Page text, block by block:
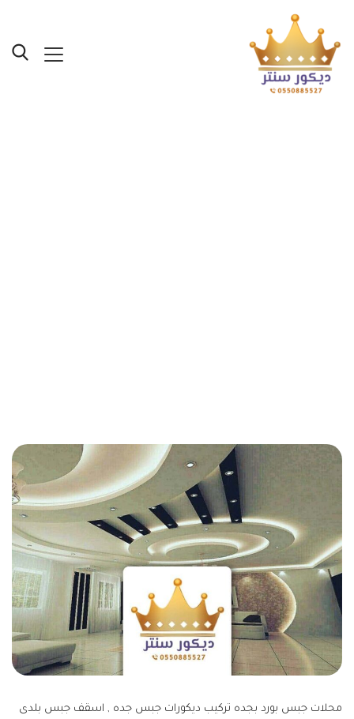
محلات جبس بورد بجده تركيب ديكورات جبس جده , اسقف جبس بلدى